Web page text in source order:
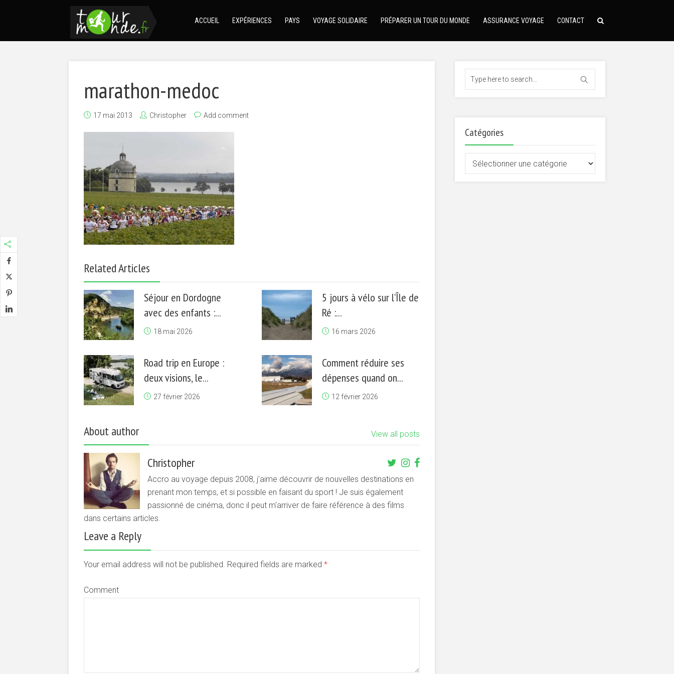
ACCUEIL EXPÉRIENCES PAYS VOYAGE SOLIDAIRE PRÉPARER UN TOUR DU MONDE ASSURANCE VOYAGE CONTACT
marathon-medoc
17 mai 2013 Christopher Add comment
Related Articles
Séjour en Dordogne
avec des enfants :...
18 mai 2026
5 jours à vélo sur l’Île de
Ré :...
16 mars 2026
Road trip en Europe :
deux visions, le...
27 février 2026
Comment réduire ses
dépenses quand on...
12 février 2026
About author View all posts
Christopher
Accro au voyage depuis 2008, j'aime découvrir de nouvelles destinations en
prenant mon temps, et si possible en faisant du sport ! Je suis également
passionné de cinéma, donc il peut m'arriver de faire référence à des films
dans certains articles.
Leave a Reply
Your email address will not be published. Required fields are marked *
Comment
Catégories